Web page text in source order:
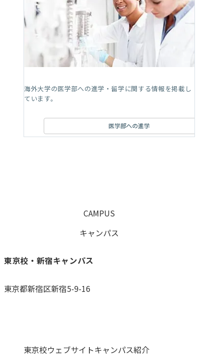
海外大学の医学部への進学・留学に関する情報を掲載し
ています。
医学部への進学
CAMPUS
キャンパス
東京校・新宿キャンパス
東京都新宿区新宿5-9-16
東京校ウェブサイトキャンパス紹介